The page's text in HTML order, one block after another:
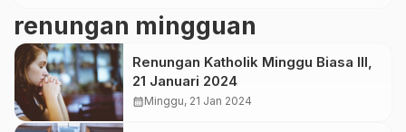
renungan mingguan
Renungan Katholik Minggu Biasa III,
21 Januari 2024
calendar_monthMinggu, 21 Jan 2024